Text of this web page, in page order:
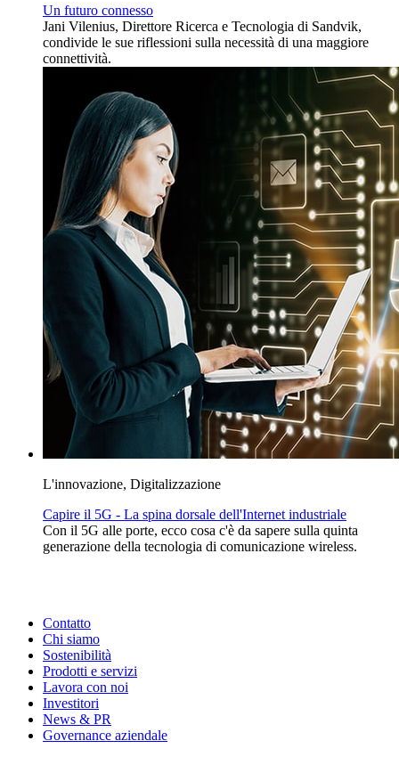
Un futuro connesso
Jani Vilenius, Direttore Ricerca e Tecnologia di Sandvik,
condivide le sue riflessioni sulla necessità di una maggiore
connettività.
L'innovazione, Digitalizzazione
Capire il 5G - La spina dorsale dell'Internet industriale
Con il 5G alle porte, ecco cosa c'è da sapere sulla quinta
generazione della tecnologia di comunicazione wireless.
Contatto
Chi siamo
Sostenibilità
Prodotti e servizi
Lavora con noi
Investitori
News & PR
Governance aziendale